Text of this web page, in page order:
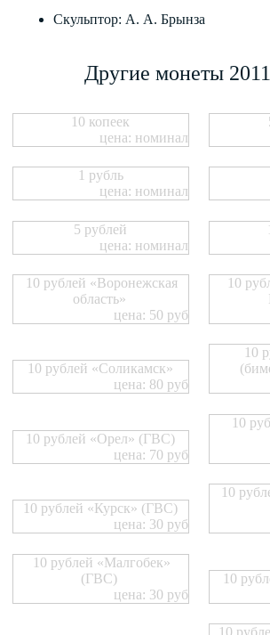
Скульптор: А. А. Брынза
Другие монеты
10 копеек
цена: номинал
1 рубль
цена: номинал
5 рублей
цена: номинал
10 рублей «Воронежская
область»
цена: 50 руб
10
10 рублей «Соликамск»
цена: 80 руб
10
10 рублей «Орел» (ГВС)
цена: 70 руб
10
10 рублей «Курск» (ГВС)
цена: 30 руб
10
10 рублей «Малгобек»
(ГВС)
цена: 30 руб
10
10